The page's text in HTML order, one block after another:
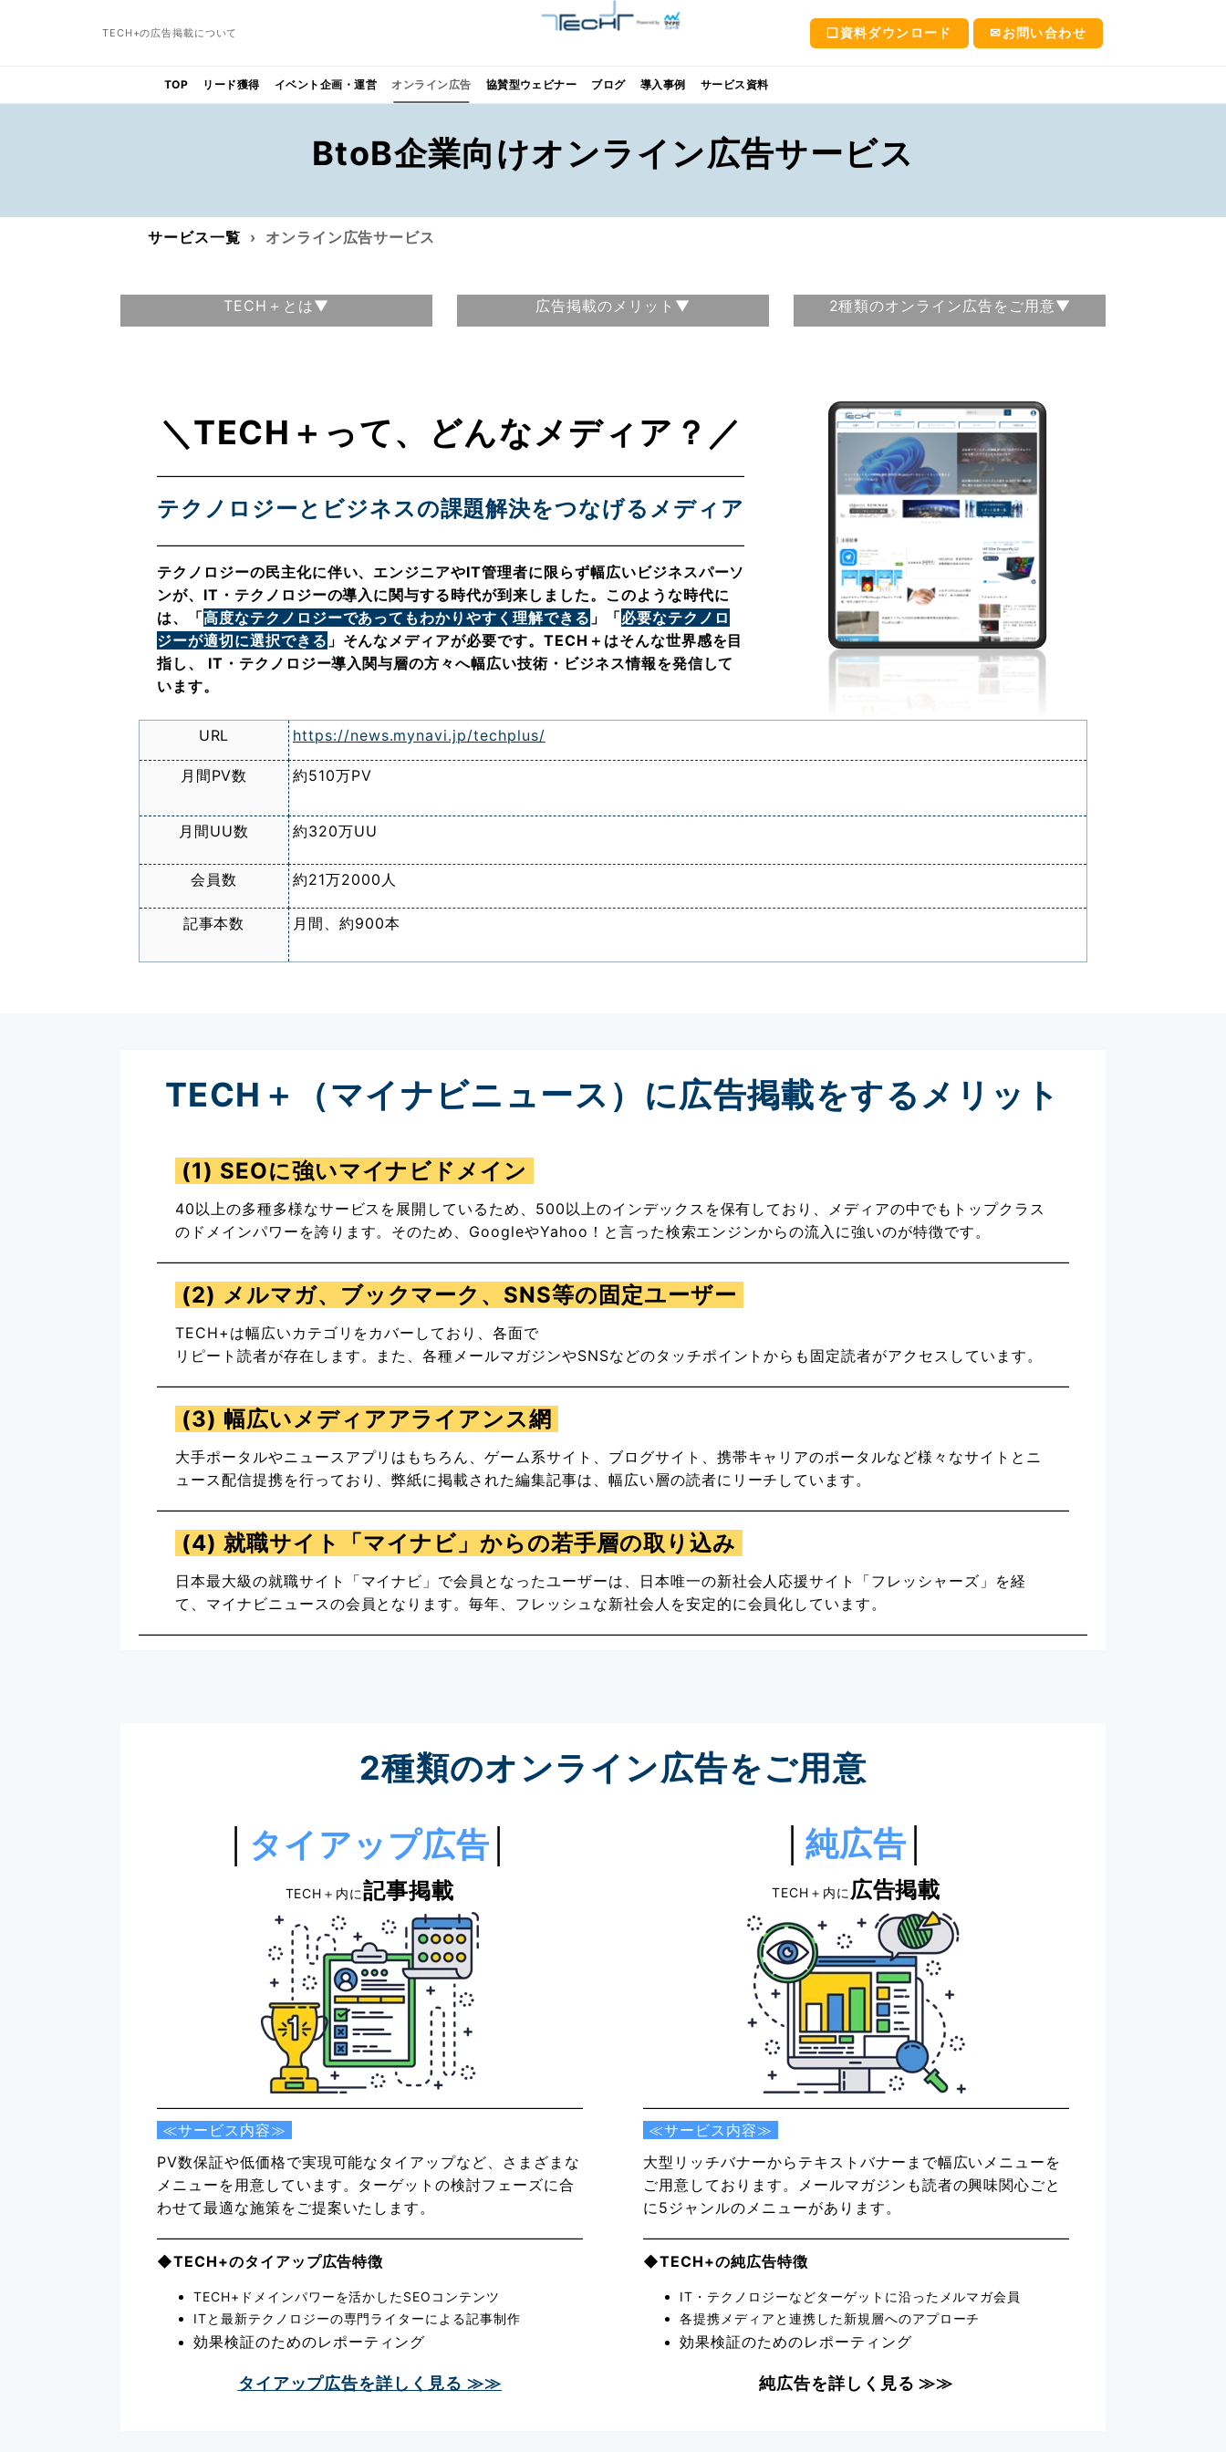
TECH+の広告掲載について ❑資料ダウンロード ✉お問い合わせ
TOP リード獲得 イベント企画・運営 オンライン広告 協賛型ウェビナー ブログ 導入事例 サービス資料
BtoB企業向けオンライン広告サービス
サービス一覧 オンライン広告サービス
TECH＋とは▼ 広告掲載のメリット▼ 2種類のオンライン広告をご用意▼
＼TECH＋って、どんなメディア？／
テクノロジーとビジネスの課題解決をつなげるメディア
テクノロジーの民主化に伴い、エンジニアやIT管理者に限らず幅広いビジネスパーソ
ンが、IT・テクノロジーの導入に関与する時代が到来しました。このような時代に
は、「高度なテクノロジーであってもわかりやすく理解できる 」「必要なテクノロ
ジーが適切に選択できる 」そんなメディアが必要です。TECH＋はそんな世界感を目
指し、 IT・テクノロジー導入関与層の方々へ幅広い技術・ビジネス情報を発信して
います。
URL https://news.mynavi.jp/techplus/
月間PV数 約510万PV
月間UU数 約320万UU
会員数 約21万2000人
記事本数 月間、約900本
TECH＋（マイナビニュース）に広告掲載をするメリット
(1) SEOに強いマイナビドメイン
40以上の多種多様なサービスを展開しているため、500以上のインデックスを保有しており、メディアの中でもトップクラス
のドメインパワーを誇ります。そのため、GoogleやYahoo！と言った検索エンジンからの流入に強いのが特徴です。
(2) メルマガ、ブックマーク、 SNS等の固定ユーザー
TECH+ は幅広いカテゴリをカバーしており、各面で
リピート読者が存在します。また、各種メールマガジンやSNSなどのタッチポイントからも固定読者がアクセスしています。
(3) 幅広いメディアアライアンス網
大手ポータルやニュースアプリはもちろん、ゲーム系サイト、ブログサイト、携帯キャリアのポータルなど様々なサイトとニ
ュース配信提携を行って おり、弊紙に掲載された編集記事は、幅広い層の読者にリーチしています。
(4) 就職サイト「マイナビ」からの若手層の取り込み
日本最大級の就職サイト「マイナビ」で会員となったユーザーは、日本唯一の新社会人応援サイト「フレッシャーズ」を経
て、マイナビニュースの会員となります。毎年、フレッシュな新社会人を安定的に会員化しています。
2種類のオンライン広告をご用意
タイアップ広告
TECH＋内に記事掲載
≪サービス内容≫
PV数保証や低価格で実現可能なタイアップなど、さまざまな
メニューを用意しています。ターゲットの検討フェーズに合
わせて最適な施策をご提案いたします。
◆TECH+のタイアップ広告特徴
TECH+ドメインパワーを活かしたSEOコンテンツ
ITと最新テクノロジーの専門ライターによる記事制作
効果検証のためのレポーティング
タイアップ広告を詳しく見る ≫≫
│純広告
TECH＋内に 広告掲載
≪サービス内容≫
大型リッチバナーからテキストバナーまで幅広いメニューを
ご用意しております。メールマガジンも読者の興味関心ごと
に5ジャンルのメニューがあります。
◆TECH+の純広告特徴
IT・テクノロジーなどターゲットに沿ったメルマガ会員
各提携メディアと連携した新規層へのアプローチ
効果検証のためのレポーティング
純広告を詳しく見る ≫≫